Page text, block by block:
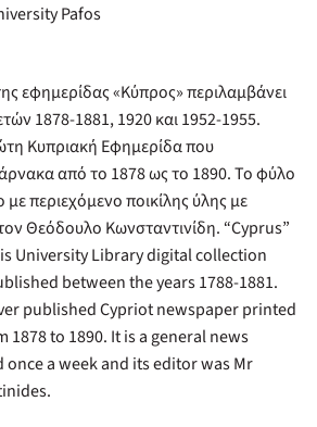
Pafos
εφημερίδας «Κύπρος» περιλαμβάνει
1878-1881, 1920 και 1952-1955.
Κυπριακή Εφημερίδα που
από το 1878 ως το 1890. Το φύλο
περιεχόμενο ποικίλης ύλης με
Θεόδουλο Κωνσταντινίδη. “Cyprus”
University Library digital collection
between the years 1788-1881.
published Cypriot newspaper printed
1878 to 1890. It is a general news
a week and its editor was Mr